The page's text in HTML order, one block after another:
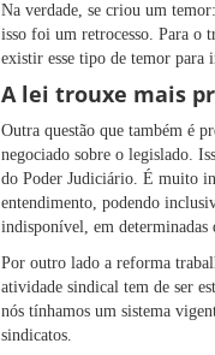
Na verdade, se criou um
isso foi um retrocesso. Para o
existir esse tipo de temor para
A lei trouxe mais
Outra questão que também é
negociado sobre o legislado.
do Poder Judiciário. É muito
entendimento, podendo
indisponível, em determinadas
Por outro lado a reforma
atividade sindical tem de ser
nós tínhamos um sistema
sindicatos.